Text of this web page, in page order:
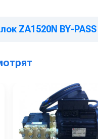
ZA1520N BY-